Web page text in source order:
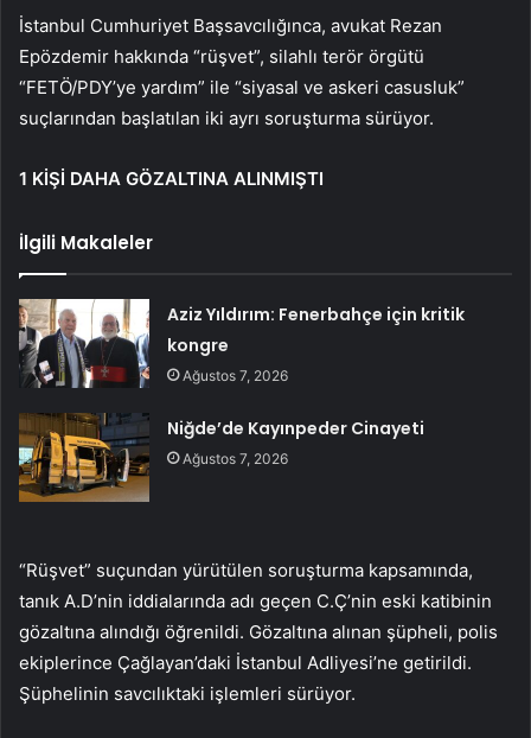
İstanbul Cumhuriyet Başsavcılığınca, avukat Rezan
Epözdemir hakkında “rüşvet”, silahlı terör örgütü
“FETÖ/PDY’ye yardım” ile “siyasal ve askeri casusluk”
suçlarından başlatılan iki ayrı soruşturma sürüyor.
1 KİŞİ DAHA GÖZALTINA ALINMIŞTI
İlgili Makaleler
Aziz Yıldırım: Fenerbahçe için kritik
kongre
Ağustos 7, 2026
Niğde’de Kayınpeder Cinayeti
Ağustos 7, 2026
“Rüşvet” suçundan yürütülen soruşturma kapsamında,
tanık A.D’nin iddialarında adı geçen C.Ç’nin eski katibinin
gözaltına alındığı öğrenildi. Gözaltına alınan şüpheli, polis
ekiplerince Çağlayan’daki İstanbul Adliyesi’ne getirildi.
Şüphelinin savcılıktaki işlemleri sürüyor.